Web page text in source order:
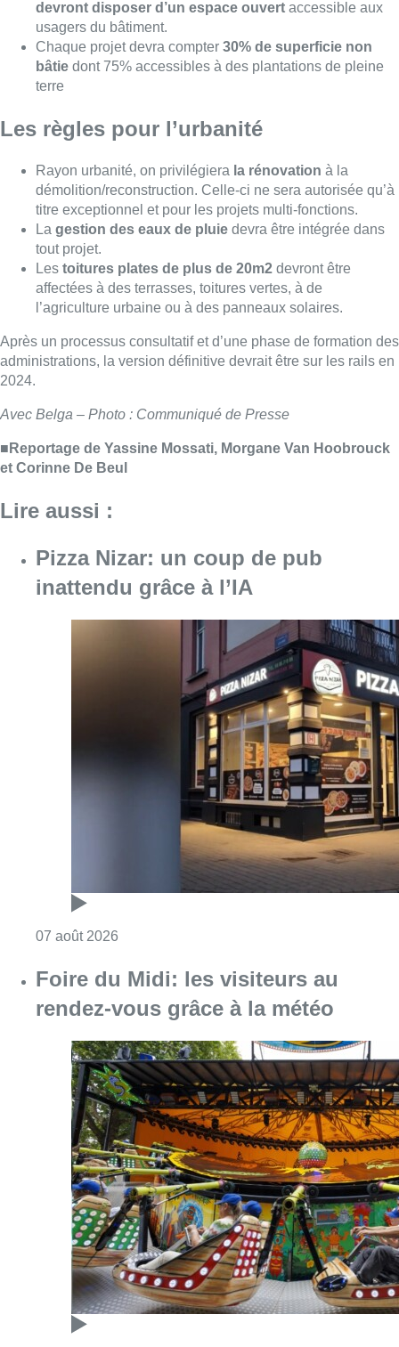
tout projet.
Lestoitures plates de plus de 20m2
affectées à des terrasses, toitures vertes, à de
l’agriculture urbaine ou à des panneaux solaires.
administrations, la version définitive devrait être sur les rails en
2024.
Avec Belga – Photo : Communiqué de Presse
Reportage de Yassine Mossati, Morgane Van Hoobrouck
et Corinne De Beul
Lire aussi :
Pizza Nizar: un coup de pub
inattendu grâce à l’IA
Consulter l'article "Pizza Nizar: un coup de
Foire du Midi: les visiteurs au
rendez-vous grâce à la météo
07 août 2026 Consulter l'article "Foire du Midi: les
Les Bruxellois respectent mieux les
zones 30 ?